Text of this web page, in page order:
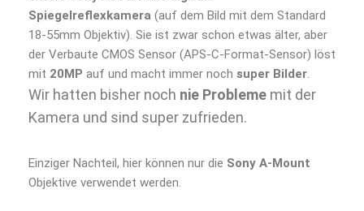
Spiegelreflexkamera (auf dem Bild mit dem Standard
18-55mm Objektiv). Sie ist zwar schon etwas älter, aber
der Verbaute CMOS Sensor (APS-C-Format-Sensor) löst
mit 20MP auf und macht immer noch super Bilder.
Wir hatten bisher noch nie Probleme mit der
Kamera und sind super zufrieden.
Einziger Nachteil, hier können nur die Sony A-Mount
Objektive verwendet werden.